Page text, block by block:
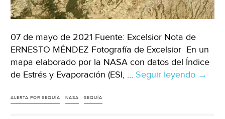
07 de mayo de 2021 Fuente: Excelsior Nota de
ERNESTO MÉNDEZ Fotografía de Excelsior En un
mapa elaborado por la NASA con datos del Índice
de Estrés y Evaporación (ESI, … Seguir leyendo NASA
→
ALERTA POR SEQUÍA NASA SEQUÍA